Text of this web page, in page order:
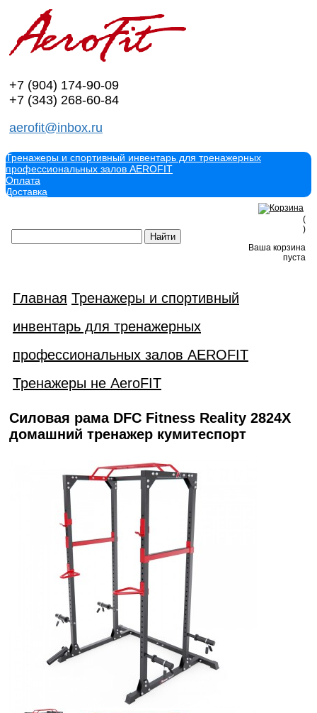
+7 (904) 174-90-09
+7 (343) 268-60-84
aerofit@inbox.ru
Тренажеры и спортивный инвентарь для тренажерных
профессиональных залов AEROFIT
Оплата
Доставка
(
)
Ваша корзина
пуста
Главная Тренажеры и спортивный
инвентарь для тренажерных
профессиональных залов AEROFIT
Тренажеры не AeroFIT
Силовая рама DFC Fitness Reality 2824X
домашний тренажер кумитеспорт